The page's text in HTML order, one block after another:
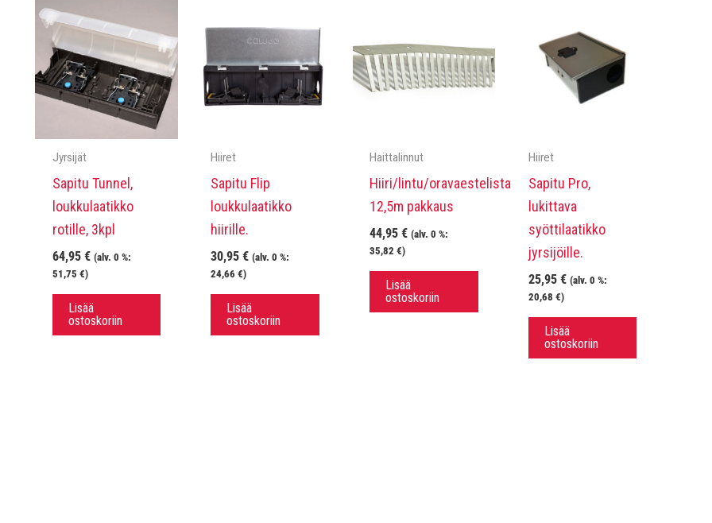
Jyrsijät
Sapitu Tunnel,
loukkulaatikko
rotille, 3kpl
64,95 € (alv. 0 %:
51,75 €)
Lisää
ostoskoriin
Hiiret
Sapitu Flip
loukkulaatikko
hiirille.
30,95€ (alv. 0 %:
24,66€)
Lisää
ostoskoriin
Haittalinnut
Hiiri/lintu/oravaestelista
12,5m pakkaus
44,95€ (alv. 0 %:
35,82€)
Lisää
ostoskoriin
Hiiret
Sapitu Pro,
lukittava
syöttilaatikko
jyrsijöille.
25,95 € (alv. 0 %:
20,68 €)
Lisää
ostoskoriin